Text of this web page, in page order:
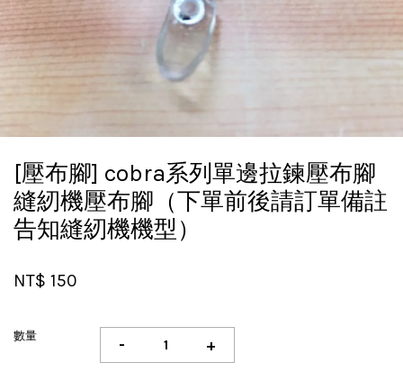
[壓布腳] cobra系列單邊拉鍊壓布腳
縫紉機壓布腳（下單前後請訂單備註
告知縫紉機機型）
NT$ 150
數量 - +